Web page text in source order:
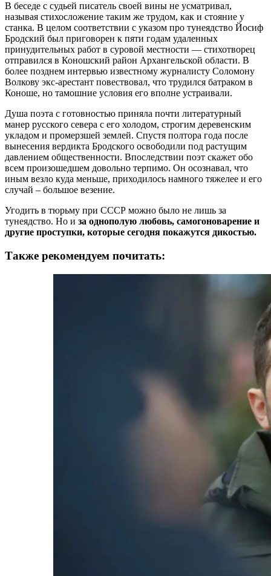
В беседе с судьей писатель своей вины не усматривал,
называя стихосложение таким же трудом, как и стояние у
станка. В целом соответствии с указом про тунеядство Йосиф
Бродский был приговорен к пяти годам удаленных
принудительных работ в суровой местности — стихотворец
отправился в Коношский район Архангельской области. В
более позднем интервью известному журналисту Соломону
Волкову экс-арестант повествовал, что трудился батраком в
Коноше, но тамошние условия его вполне устраивали.
Душа поэта с готовностью приняла почти литературный
манер русского севера с его холодом, строгим деревенским
укладом и промерзшей землей. Спустя полтора года после
вынесения вердикта Бродского освободили под растущим
давлением общественности. Впоследствии поэт скажет обо
всем произошедшем довольно терпимо. Он осознавал, что
иным везло куда меньше, приходилось намного тяжелее и его
случай – большое везение.
Угодить в тюрьму при СССР можно было не лишь за
тунеядство. Но и за однополую любовь, самогоноварение и
другие проступки, которые сегодня покажутся дикостью.
Также рекомендуем почитать: